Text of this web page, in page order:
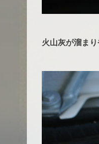
火山灰が溜ま